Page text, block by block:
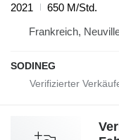
2021
650 M/Std.
Frankreich,
SODINEG